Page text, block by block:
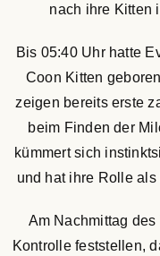
nach ihre Kitten
Bis 05:40 Uhr hatte
Coon Kitten
zeigen bereits erste
beim Finden der
kümmert sich
und hat ihre Rolle
Am Nachmittag
Kontrolle feststellen,